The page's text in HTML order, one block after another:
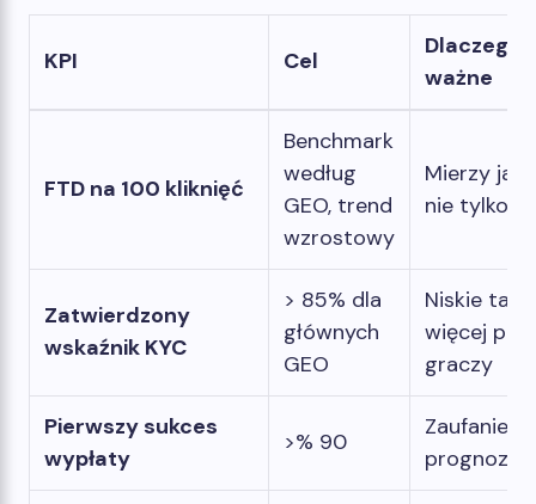
KPI Cel
Dlaczego
ważne
FTD na 100 kliknięć
Benchmark
według
GEO, trend
wzrostowy
Mierzy
nie tylko
Zatwierdzony
wskaźnik KYC
> 85% dla
głównych
GEO
Niskie
więcej
graczy
Pierwszy sukces
wypłaty
>% 90
Zaufanie –